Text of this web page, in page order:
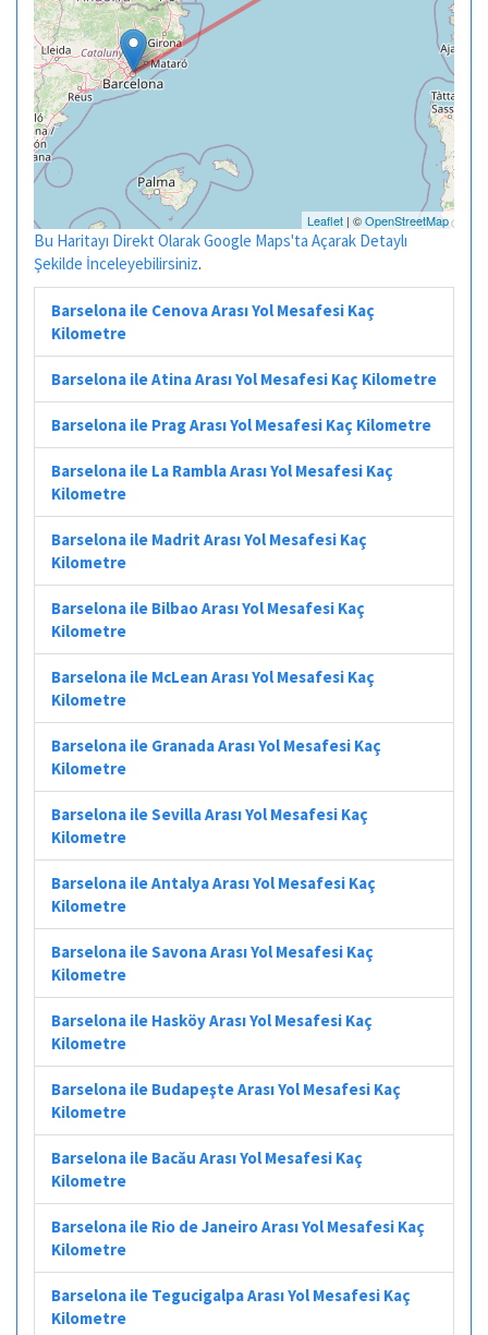
Leaflet | ©OpenStreetMap
Bu Haritayı Direkt Olarak Google Maps'ta Açarak Detaylı
Şekilde İnceleyebilirsiniz.
Barselona ile Cenova Arası Yol Mesafesi Kaç
Kilometre
Barselona ile Atina Arası Yol Mesafesi Kaç Kilometre
Barselona ile Prag Arası Yol Mesafesi Kaç Kilometre
Barselona ile La Rambla Arası Yol Mesafesi Kaç
Kilometre
Barselona ile Madrit Arası Yol Mesafesi Kaç
Kilometre
Barselona ile Bilbao Arası Yol Mesafesi Kaç
Kilometre
Barselona ile McLean Arası Yol Mesafesi Kaç
Kilometre
Barselona ile Granada Arası Yol Mesafesi Kaç
Kilometre
Barselona ile Sevilla Arası Yol Mesafesi Kaç
Kilometre
Barselona ile Antalya Arası Yol Mesafesi Kaç
Kilometre
Barselona ile Savona Arası Yol Mesafesi Kaç
Kilometre
Barselona ile Hasköy Arası Yol Mesafesi Kaç
Kilometre
Barselona ile Budapeşte Arası Yol Mesafesi Kaç
Kilometre
Barselona ile Bacău Arası Yol Mesafesi Kaç
Kilometre
Barselona ile Rio de Janeiro Arası Yol Mesafesi Kaç
Kilometre
Barselona ile Tegucigalpa Arası Yol Mesafesi Kaç
Kilometre